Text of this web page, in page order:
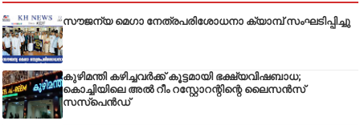
സൗജന്യ മെഗാ നേത്രപരിശോധനാ ക്യാമ്പ് സംഘടിപ്പിച്ചു
കുഴിമന്തി കഴിച്ചവർക്ക് കൂട്ടമായി ഭക്ഷ്യവിഷബാധ;
കൊച്ചിയിലെ അൽ റീം റസ്റ്റോറന്റിന്റെ ലൈസൻസ്
സസ്പെൻഡ്